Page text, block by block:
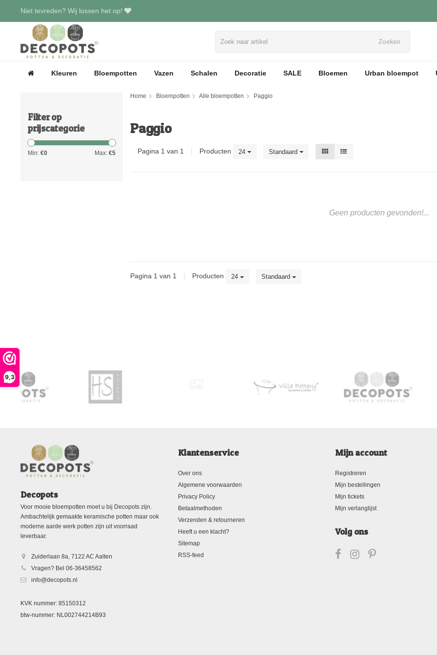
9,3
Niet tevreden? Wij lossen het op!
Zoeken
Kleuren Bloempotten Vazen Schalen Decoratie SALE Bloemen Urban bloempot
Filter op
prijscategorie
Min: €0 Max: €5
Home Bloempotten Alle bloempotten Paggio
Paggio
Pagina 1 van 1 | Producten 24 Standaard
Geen producten gevonden!...
Pagina 1 van 1 | Producten 24 Standaard
Decopots
Voor mooie bloempotten moet u bij Decopots zijn.
Ambachtelijk gemaakte keramische potten maar ook
moderne aarde werk potten zijn uit voorraad
leverbaar.
Zuiderlaan 8a, 7122 AC Aalten
Vragen? Bel 06-36458562
info@decopots.nl
KVK nummer: 85150312
btw-nummer: NL002744214B93
Klantenservice
Over ons
Algemene voorwaarden
Privacy Policy
Betaalmethoden
Verzenden & retourneren
Heeft u een klacht?
Sitemap
RSS-feed
Mijn account
Registreren
Mijn bestellingen
Mijn tickets
Mijn verlanglijst
Volg ons